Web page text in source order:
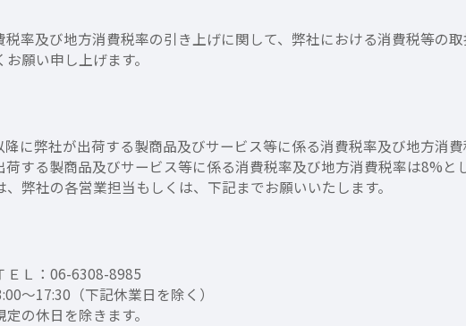
率及び地方消費税率の引き上げに関して、弊社における消費税等の
願い申し上げます。
に弊社が出荷する製商品及びサービス等に係る消費税率及び地方消
する製商品及びサービス等に係る消費税率及び地方消費税率は8%と
弊社の各営業担当もしくは、下記までお願いいたします。
Ｌ：06-6308-8985
～17:30（下記休業日を除く）
の休日を除きます。